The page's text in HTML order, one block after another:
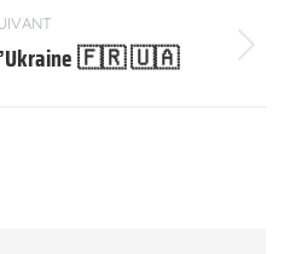
:
Article
l’Ukraine 🇫🇷 🇺🇦